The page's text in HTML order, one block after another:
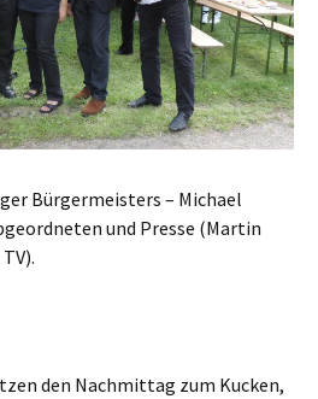
Bürgermeisters – Michael
und Presse (Martin
den Nachmittag zum Kucken,